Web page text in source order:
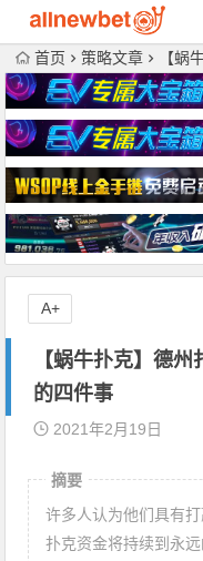
首页 策略文章 【蜗
【蜗牛扑克】德
的四件事
2021年2月19日
摘要
许多人认为他们具有
扑克资金将持续到永
A+